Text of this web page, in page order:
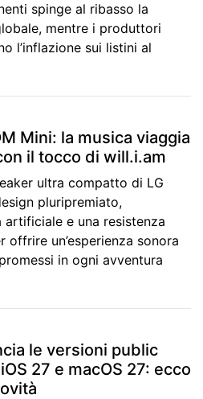
spinge al ribasso la
mentre i produttori
l’inflazione sui listini al
Mini: la musica viaggia
il tocco di will.i.am
ultra compatto di LG
pluripremiato,
artificiale e una resistenza
offrire un’esperienza sonora
in ogni avventura
le versioni public
27 e macOS 27: ecco